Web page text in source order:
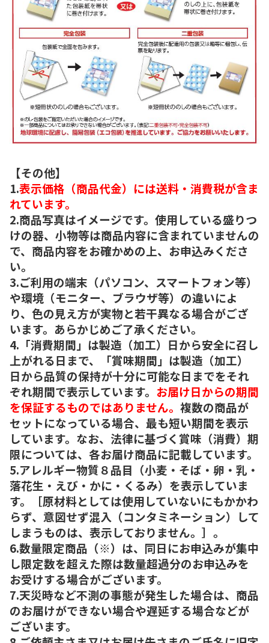
【その他】
1.表示価格（商品代金）には送料・消費税が含ま
れています。
2.商品写真はイメージです。使用している盛りつ
けの器、小物等は商品内容に含まれていませんの
で、商品内容をお確かめの上、お申込みくださ
い。
3.ご利用の端末（パソコン、スマートフォン等）
や環境（モニター、ブラウザ等）の違いによ
り、色の見え方が実物と若干異なる場合がござ
います。あらかじめご了承ください。
4.「消費期間」は製造（加工）日から安全に召し
上がれる日まで、「賞味期間」は製造（加工）
日から品質の保持が十分に可能な日までをそれ
ぞれ期間で表示しています。 お届け日からの期間
を保証するものではありません。 複数の商品が
セットになっている場合、最も短い期間を表示
しています。なお、法律に基づく賞味（消費）期
限については、各お届け商品に記載しています。
5.アレルギー物質８品目（小麦・そば・卵・乳・
落花生・えび・かに・くるみ）を表示していま
す。［原材料としては使用していないにもかかわ
らず、意図せず混入（コンタミネーション）して
しまうものは、表示しておりません。］。
6.数量限定商品（※）は、同日にお申込みが集中
し限定数を超えた際は数量超過分のお申込みを
お受けする場合がございます。
7.天災時など不測の事態が発生した場合は、商品
のお届けができない場合や遅延する場合などが
ございます。